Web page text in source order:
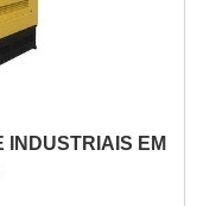
INDUSTRIAIS EM